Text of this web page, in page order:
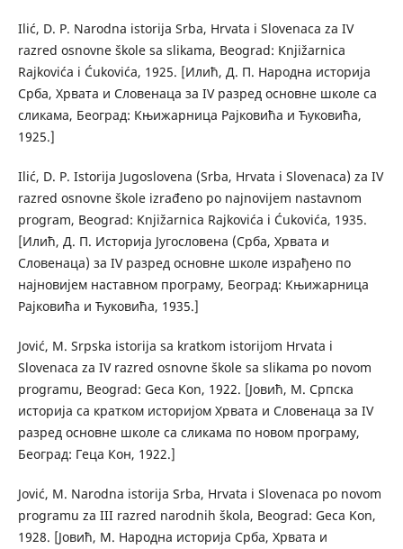
Ilić, D. P. Narodna istorija Srba, Hrvata i Slovenaca za IV
razred osnovne škole sa slikama, Beograd: Knjižarnica
Rajkovića i Ćukovića, 1925. [Илић, Д. П. Народна историја
Срба, Хрвата и Словенаца за IV разред основне школе са
сликама, Београд: Књижарница Рајковића и Ћуковића,
1925.]
Ilić, D. P. Istorija Jugoslovena (Srba, Hrvata i Slovenaca) za IV
razred osnovne škole izrađeno po najnovijem nastavnom
program, Beograd: Knjižarnica Rajkovića i Ćukovića, 1935.
[Илић, Д. П. Историја Југословена (Срба, Хрвата и
Словенаца) за IV разред основне школе израђено по
најновијем наставном програму, Београд: Књижарница
Рајковића и Ћуковића, 1935.]
Jović, M. Srpska istorija sa kratkom istorijom Hrvata i
Slovenaca za IV razred osnovne škole sa slikama po novom
programu, Beograd: Geca Kon, 1922. [Јовић, М. Српска
историја са кратком историјом Хрвата и Словенаца за IV
разред основне школе са сликама по новом програму,
Београд: Геца Кон, 1922.]
Jović, M. Narodna istorija Srba, Hrvata i Slovenaca po novom
programu za III razred narodnih škola, Beograd: Geca Kon,
1928. [Јовић, М. Народна историја Срба, Хрвата и